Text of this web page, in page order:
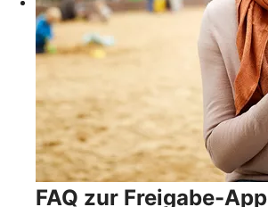
FAQ zur Freigabe-App